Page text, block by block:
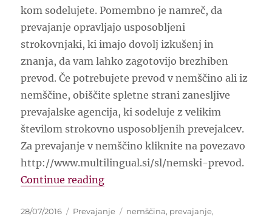
kom sodelujete. Pomembno je namreč, da
prevajanje opravljajo usposobljeni
strokovnjaki, ki imajo dovolj izkušenj in
znanja, da vam lahko zagotovijo brezhiben
prevod. Če potrebujete prevod v nemščino ali iz
nemščine, obiščite spletne strani zanesljive
prevajalske agencija, ki sodeluje z velikim
številom strokovno usposobljenih prevejalcev.
Za prevajanje v nemščino kliknite na povezavo
http://www.multilingual.si/sl/nemski-prevod.
Continue reading“Vas zanima ugodno prevajanje
Posted
28/07/2016 Categories
Prevajanje Tags
nemščina, prevajanje,